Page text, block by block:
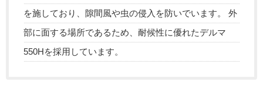
を施しており、隙間風や虫の侵入を防いでいます。 外
部に面する場所であるため、耐候性に優れたデルマ
550Hを採用しています。